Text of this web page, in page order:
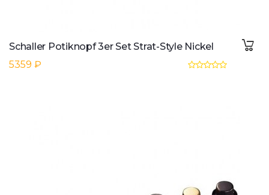
Schaller Potiknopf 3er Set Strat-Style Nickel
5359 ₽